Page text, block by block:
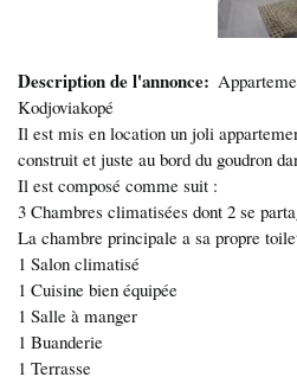
Description de l'annonce
Kodjoviakopé
Il est mis en location un joli
construit et juste au bord du goudron
Il est composé comme suit :
3 Chambres climatisées dont 2 se
La chambre principale a sa propre
1 Salon climatisé
1 Cuisine bien équipée
1 Salle à manger
1 Buanderie
1 Terrasse